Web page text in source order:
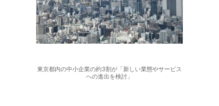
東京都内の中小企業の約3割が「新しい業態やサービス
への進出を検討」